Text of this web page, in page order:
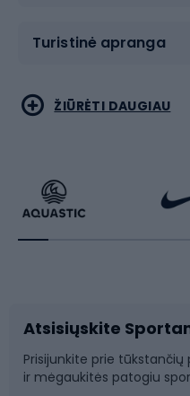
Turistinė apranga
Bėgimas
Dviratininkų apranga
Dviračių dalys
Laipiojimas
Koviniai sportai
Rakečių sportas
Rogutės ir čiuožynės
Snieglenčių sportas
ŽIŪRĖTI DAUGIAU
Atsisiųskite
Prisijunkite prie
ir mėgaukitės patogiu